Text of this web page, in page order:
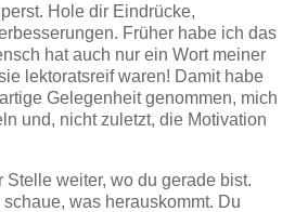
Hole dir Eindrücke,
Früher habe ich das
hat auch nur ein Wort meiner
lektoratsreif waren! Damit habe
Gelegenheit genommen, mich
und, nicht zuletzt, die Motivation
weiter, wo du gerade bist.
schaue, was herauskommt. Du